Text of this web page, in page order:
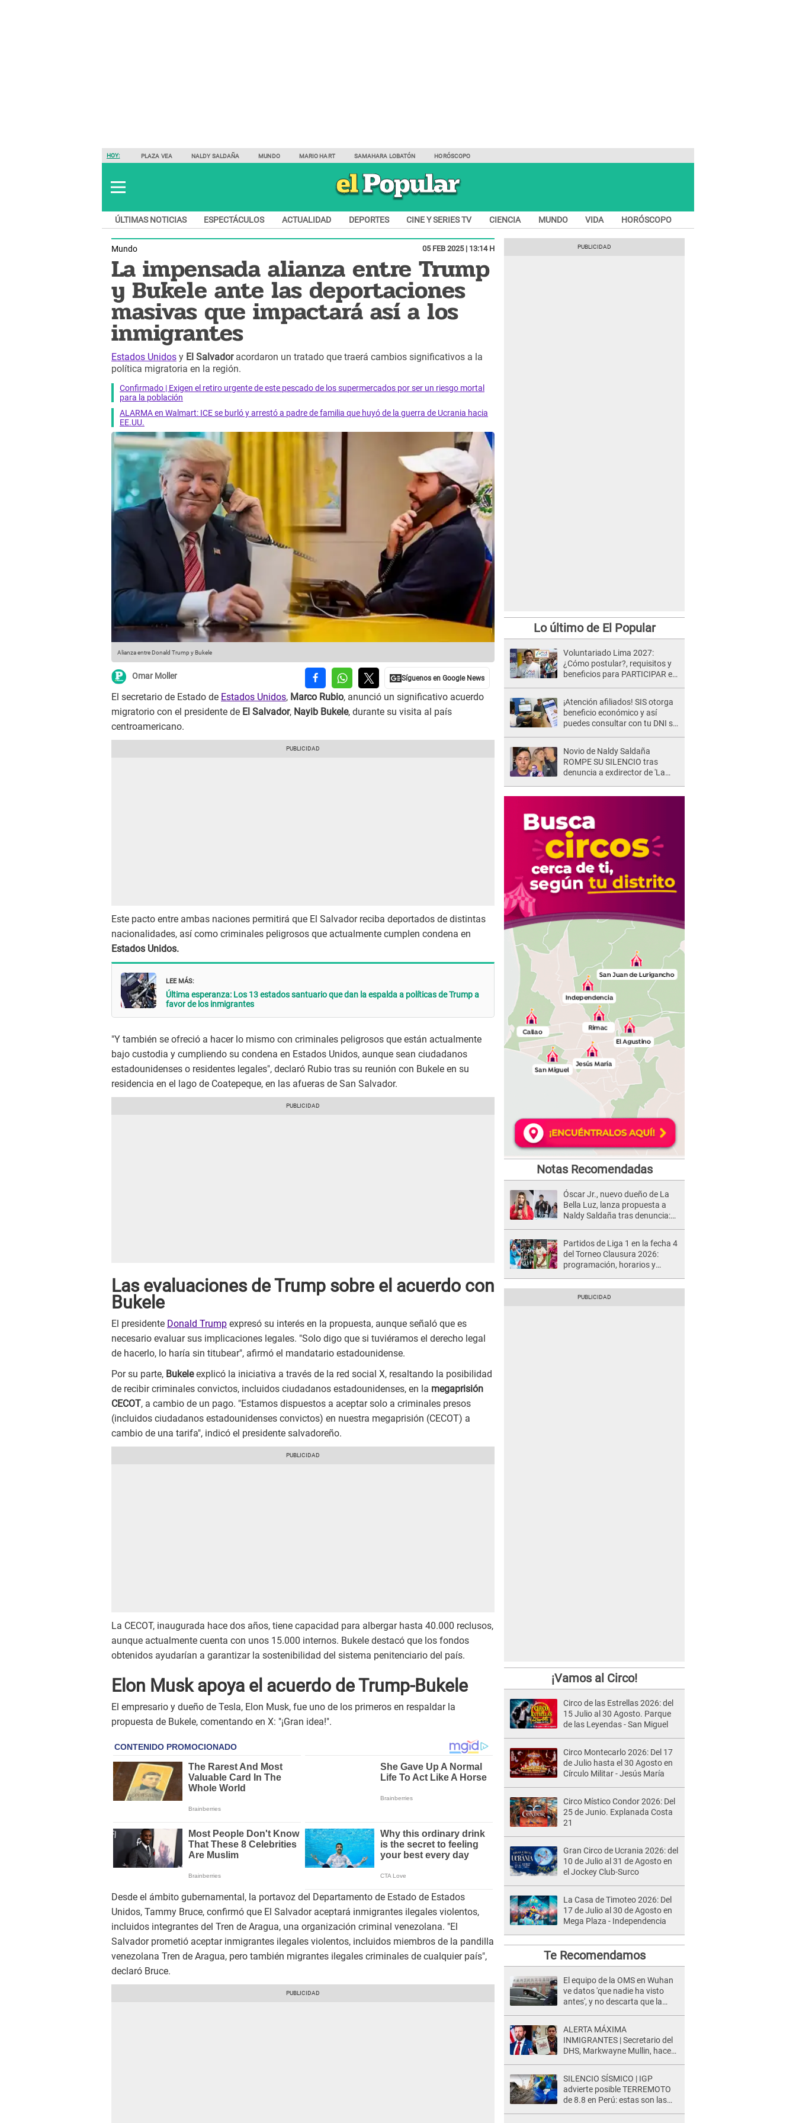
HOY: PLAZA VEA NALDY SALDAÑA MUNDO MARIO HART SAMAHARA LOBATÓN HORÓSCOPO
ÚLTIMAS NOTICIAS ESPECTÁCULOS ACTUALIDAD DEPORTES CINE Y SERIES TV CIENCIA MUNDO VIDA HORÓSCOPO
Mundo 05 FEB 2025 | 13:14 H
La impensada alianza entre Trump
y Bukele ante las deportaciones
masivas que impactará así a los
inmigrantes
Estados Unidos y El Salvadoracordaron un tratado que traerá cambios significativos a la
política migratoria en la región.
Confirmado | Exigen el retiro urgente de este pescado de los supermercados por ser un riesgo mortal
para la población
ALARMA en Walmart: ICE se burló y arrestó a padre de familia que huyó de la guerra de Ucrania hacia
EE.UU.
Alianza entre Donald Trump y Bukele
Omar Moller
El secretario de Estado de Estados Unidos, Marco Rubio, anunció un significativo acuerdo
migratorio con el presidente de El Salvador, Nayib Bukele, durante su visita al país
centroamericano.
Este pacto entre ambas naciones permitirá que El Salvador reciba deportados de distintas
nacionalidades, así como criminales peligrosos que actualmente cumplen condena en
Estados Unidos.
LEE MÁS:
Última esperanza: Los 13 estados santuario que dan la espalda a políticas de Trump a
favor de los inmigrantes
"Y también se ofreció a hacer lo mismo con criminales peligrosos que están actualmente
bajo custodia y cumpliendo su condena en Estados Unidos, aunque sean ciudadanos
estadounidenses o residentes legales", declaró Rubio tras su reunión con Bukele en su
residencia en el lago de Coatepeque, en las afueras de San Salvador.
Las evaluaciones de Trump sobre el acuerdo con
Bukele
El presidente Donald Trump expresó su interés en la propuesta, aunque señaló que es
necesario evaluar sus implicaciones legales. "Solo digo que si tuviéramos el derecho legal
de hacerlo, lo haría sin titubear", afirmó el mandatario estadounidense.
Por su parte, Bukeleexplicó la iniciativa a través de la red social X, resaltando la posibilidad
de recibir criminales convictos, incluidos ciudadanos estadounidenses, en la megaprisión
CECOT, a cambio de un pago. "Estamos dispuestos a aceptar solo a criminales presos
(incluidos ciudadanos estadounidenses convictos) en nuestra megaprisión (CECOT) a
cambio de una tarifa", indicó el presidente salvadoreño.
La CECOT, inaugurada hace dos años, tiene capacidad para albergar hasta 40.000 reclusos,
aunque actualmente cuenta con unos 15.000 internos. Bukele destacó que los fondos
obtenidos ayudarían a garantizar la sostenibilidad del sistema penitenciario del país.
Elon Musk apoya el acuerdo de Trump-Bukele
El empresario y dueño de Tesla, Elon Musk, fue uno de los primeros en respaldar la
propuesta de Bukele, comentando en X: "¡Gran idea!".
Desde el ámbito gubernamental, la portavoz del Departamento de Estado de Estados
Unidos, Tammy Bruce, confirmó que El Salvador aceptará inmigrantes ilegales violentos,
incluidos integrantes del Tren de Aragua, una organización criminal venezolana. "El
Salvador prometió aceptar inmigrantes ilegales violentos, incluidos miembros de la pandilla
venezolana Tren de Aragua, pero también migrantes ilegales criminales de cualquier país",
declaró Bruce.
Lo último de El Popular
Voluntariado Lima 2027:
¿Cómo postular?, requisitos y
beneficios para PARTICIPAR en
¡Atención afiliados! SIS otorga
beneficio económico y así
puedes consultar con tu DNI si
Novio de Naldy Saldaña
ROMPE SU SILENCIO tras
denuncia a exdirector de 'La
Notas Recomendadas
Óscar Jr., nuevo dueño de La
Bella Luz, lanza propuesta a
Naldy Saldaña tras denuncia:
Partidos de Liga 1 en la fecha 4
del Torneo Clausura 2026:
programación, horarios y
¡Vamos al Circo!
Circo de las Estrellas 2026: del
15 Julio al 30 Agosto. Parque
de las Leyendas - San Miguel
Circo Montecarlo 2026: Del 17
de Julio hasta el 30 Agosto en
Círculo Militar - Jesús María
Circo Místico Condor 2026: Del
25 de Junio. Explanada Costa
21
Gran Circo de Ucrania 2026: del
10 de Julio al 31 de Agosto en
el Jockey Club-Surco
La Casa de Timoteo 2026: Del
17 de Julio al 30 de Agosto en
Mega Plaza - Independencia
Te Recomendamos
El equipo de la OMS en Wuhan
ve datos 'que nadie ha visto
antes', y no descarta que la
un laboratorio
ALERTA MÁXIMA
INMIGRANTES | Secretario del
DHS, Markwayne Mullin, hace
vamos por ellos"
SILENCIO SÍSMICO | IGP
advierte posible TERREMOTO
de 8.8 en Perú: estas son las